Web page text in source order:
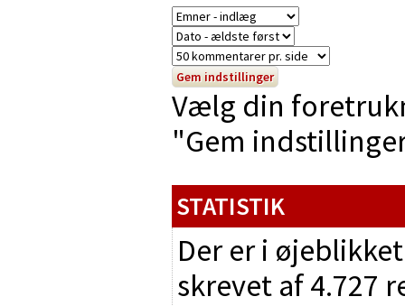
Vælg din
"Gem
STATISTIK
Der er i
skrevet af 4.727